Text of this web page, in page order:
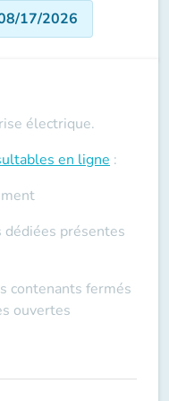
17/2026
électrique.
en ligne :
présentes
contenants fermés
ouvertes